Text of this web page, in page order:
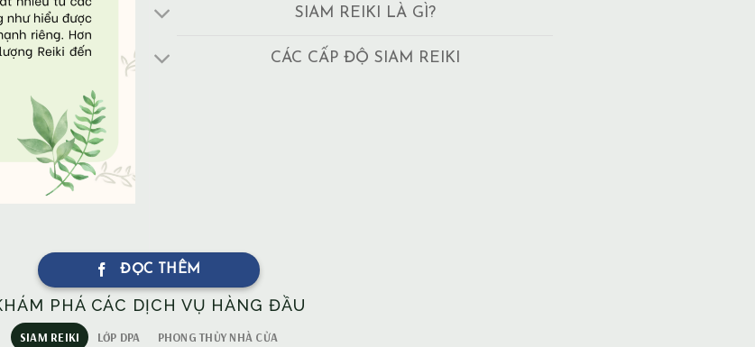
SIAM REIKI LÀ GÌ?
CÁC CẤP ĐỘ SIAM REIKI
ĐỌC THÊM
KHÁM PHÁ CÁC DỊCH VỤ HÀNG ĐẦU
SIAM REIKI